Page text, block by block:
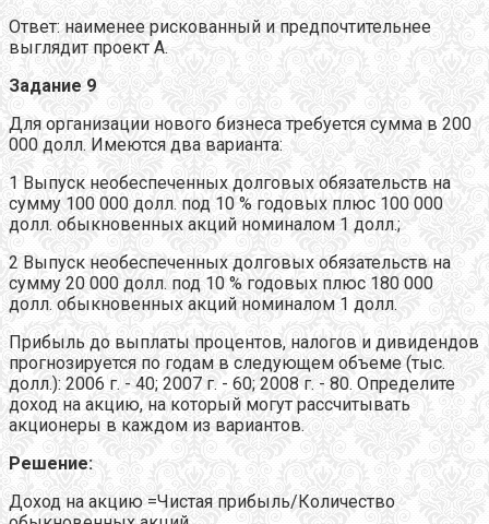
Ответ: наименее рискованный и предпочтительнее
выглядит проект А.
Задание 9
Для организации нового бизнеса требуется сумма в 200
000 долл. Имеются два варианта:
1 Выпуск необеспеченных долговых обязательств на
сумму 100 000 долл. под 10 % годовых плюс 100 000
долл. обыкновенных акций номиналом 1 долл.;
2 Выпуск необеспеченных долговых обязательств на
сумму 20 000 долл. под 10 % годовых плюс 180 000
долл. обыкновенных акций номиналом 1 долл.
Прибыль до выплаты процентов, налогов и дивидендов
прогнозируется по годам в следующем объеме (тыс.
долл.): 2006 г. - 40; 2007 г. - 60; 2008 г. - 80. Определите
доход на акцию, на который могут рассчитывать
акционеры в каждом из вариантов.
Решение:
Доход на акцию =Чистая прибыль/Количество